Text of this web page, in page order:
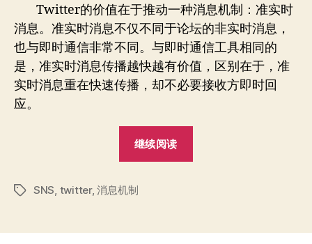
机
制
Twitter的价值在于推动一种消息机制：准实时
消息。准实时消息不仅不同于论坛的非实时消息，
也与即时通信非常不同。与即时通信工具相同的
是，准实时消息传播越快越有价值，区别在于，准
实时消息重在快速传播，却不必要接收方即时回
应。
继续阅读
消
标
SNS, twitter,消息机制